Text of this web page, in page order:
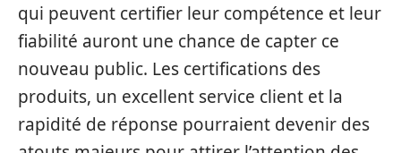
qui peuvent certifier leur compétence et leur
fiabilité auront une chance de capter ce
nouveau public. Les certifications des
produits, un excellent service client et la
rapidité de réponse pourraient devenir des